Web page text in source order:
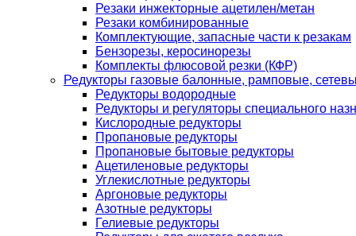
Резаки инжекторные ацетилен/метан
Резаки комбинированные
Комплектующие, запасные части к резакам
Бензорезы, керосинорезы
Комплекты флюсовой резки (КФР)
Редукторы газовые балонные, рамповые,
Редукторы водородные
Редукторы и регуляторы специального
Кислородные редукторы
Пропановые редукторы
Пропановые бытовые редукторы
Ацетиленовые редукторы
Углекислотные редукторы
Аргоновые редукторы
Азотные редукторы
Гелиевые редукторы